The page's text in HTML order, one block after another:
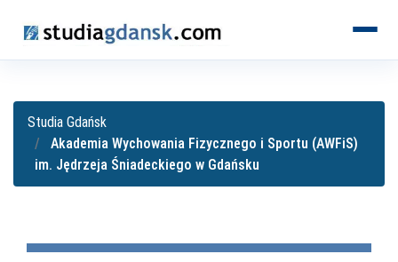
Studia Gdańsk
Akademia Wychowania Fizycznego i Sportu (AWFiS)
im. Jędrzeja Śniadeckiego w Gdańsku